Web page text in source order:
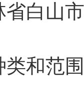
省白山
和范围